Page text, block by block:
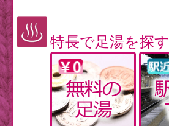
特長で足湯を探す